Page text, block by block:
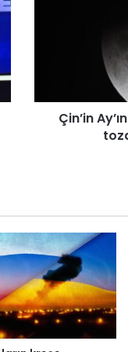
’
n
l
ı
k
y
ü
z
Çin’in